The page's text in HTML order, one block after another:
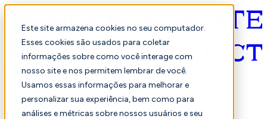
Este site armazena cookies no seu computador.
Esses cookies são usados para coletar
informações sobre como você interage com
nosso site e nos permitem lembrar de você.
Usamos essas informações para melhorar e
personalizar sua experiência, bem como para
análises e métricas sobre nossos usuários e seu
Português